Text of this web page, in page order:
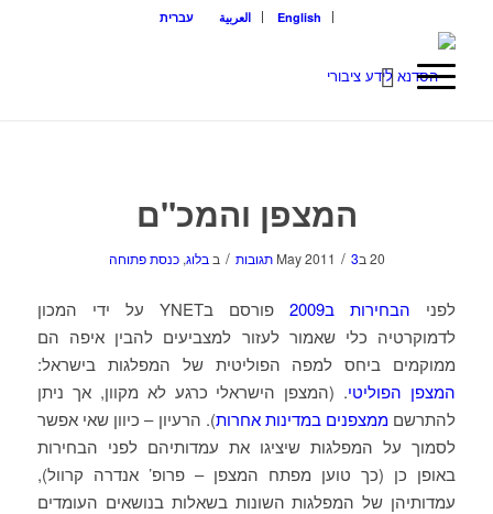
English العربية עברית
המצפן והמכ"ם
20 בMay 2011 / 3 תגובות / ב בלוג,כנסת פתוחה
לפני הבחירות ב2009
פורסם בYNET על ידי המכון
לדמוקרטיה כלי שאמור לעזור למצביעים להבין איפה הם
ממוקמים ביחס למפה הפוליטית של המפלגות בישראל:
המצפן הפוליטי. (המצפן הישראלי כרגע לא מקוון, אך ניתן
להתרשם ממצפנים במדינות אחרות). הרעיון – כיוון שאי אפשר
לסמוך על המפלגות שיציגו את עמדותיהם לפני הבחירות
באופן כן (כך טוען מפתח המצפן – פרופ’ אנדרה קרוול),
עמדותיהן של המפלגות השונות בשאלות בנושאים העומדים